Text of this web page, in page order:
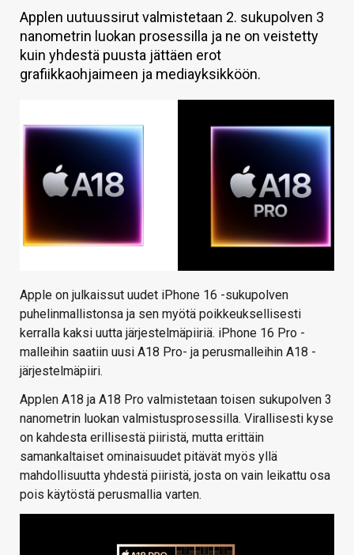
TIETOA
HINTA.FI
KAUPPA
HAKU
Applen uutuussirut valmistetaan 2. sukupolven 3
nanometrin luokan prosessilla ja ne on veistetty
kuin yhdestä puusta jättäen erot
grafiikkaohjaimeen ja mediayksikköön.
Apple on julkaissut uudet iPhone 16 -sukupolven
puhelinmallistonsa ja sen myötä poikkeuksellisesti
kerralla kaksi uutta järjestelmäpiiriä. iPhone 16 Pro -
malleihin saatiin uusi A18 Pro- ja perusmalleihin A18 -
järjestelmäpiiri.
Applen A18 ja A18 Pro valmistetaan toisen sukupolven 3
nanometrin luokan valmistusprosessilla. Virallisesti kyse
on kahdesta erillisestä piiristä, mutta erittäin
samankaltaiset ominaisuudet pitävät myös yllä
mahdollisuutta yhdestä piiristä, josta on vain leikattu osa
pois käytöstä perusmallia varten.